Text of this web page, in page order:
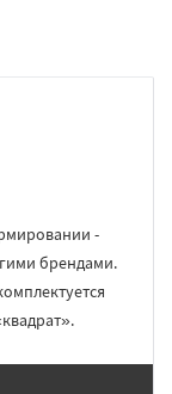
-
брендами.